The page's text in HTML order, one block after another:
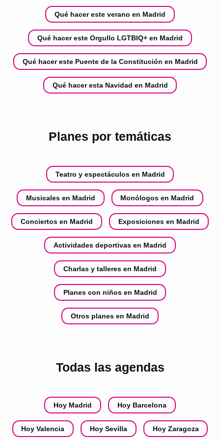
Qué hacer este verano en Madrid
Qué hacer este Orgullo LGTBIQ+ en Madrid
Qué hacer este Puente de la Constitución en Madrid
Qué hacer esta Navidad en Madrid
Planes por temáticas
Teatro y espectáculos en Madrid
Musicales en Madrid Monólogos en Madrid
Conciertos en Madrid Exposiciones en Madrid
Actividades deportivas en Madrid
Charlas y talleres en Madrid
Planes con niños en Madrid
Otros planes en Madrid
Todas las agendas
Hoy Madrid Hoy Barcelona
Hoy Valencia Hoy Sevilla Hoy Zaragoza